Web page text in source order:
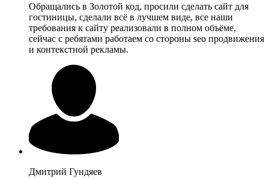
Обращались в Золотой код, просили сделать сайт для
гостиницы, сделали всё в лучшем виде, все наши
требования к сайту реализовали в полном объёме,
сейчас с ребятами работаем со стороны seo продвижения
и контекстной рекламы.
Дмитрий Гундяев